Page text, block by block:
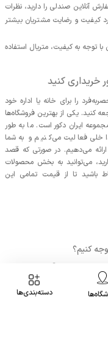
آنلاین صندلی را دارید، نظرات
کیفیت و رضایت مشتریان بیشتر
توجه به کیفیت، متریال استفاده
خریداری کنید
را برای خانه یا اداره خود
کنید. یکی از بهترین فروشگاه‌ها
ایران دکور است. ما به طور
فعالیت می‌کنیم و به شما
ارائه می‌دهیم. در صورتی که قصد
می‌توانید به بخش محصولات
باشید تا از قیمت تمامی این
کنیم؟
آن توجه کنید،
نکته توجه کنید که برخی
می‌گیرند.
دسته‌بندی‌ها